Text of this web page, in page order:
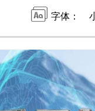
字体：